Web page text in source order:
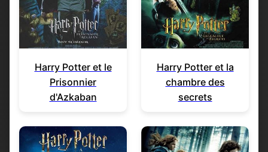
Harry Potter et le
Prisonnier
d'Azkaban
Harry Potter et la
chambre des
secrets